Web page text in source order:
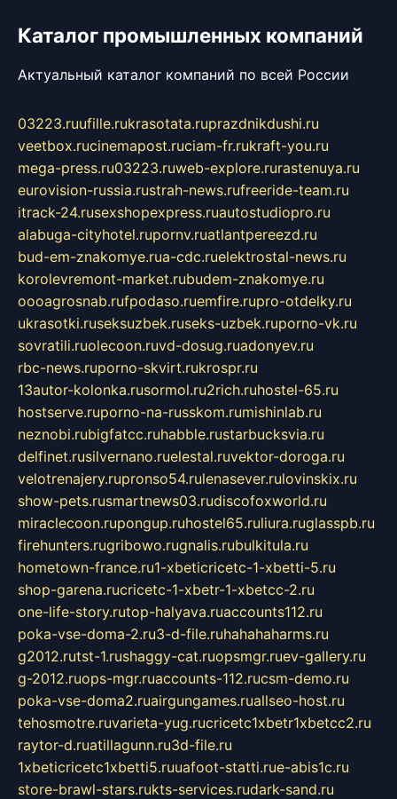
Каталог промышленных компаний
Актуальный каталог компаний по всей России
03223.ruufille.rukrasotata.ruprazdnikdushi.ru
veetbox.rucinemapost.ruciam-fr.rukraft-you.ru
mega-press.ru03223.ruweb-explore.rurastenuya.ru
eurovision-russia.rustrah-news.rufreeride-team.ru
itrack-24.rusexshopexpress.ruautostudiopro.ru
alabuga-cityhotel.rupornv.ruatlantpereezd.ru
bud-em-znakomye.rua-cdc.ruelektrostal-news.ru
korolevremont-market.rubudem-znakomye.ru
oooagrosnab.rufpodaso.ruemfire.rupro-otdelky.ru
ukrasotki.ruseksuzbek.ruseks-uzbek.ruporno-vk.ru
sovratili.ruolecoon.ruvd-dosug.ruadonyev.ru
rbc-news.ruporno-skvirt.rukrospr.ru
13autor-kolonka.rusormol.ru2rich.ruhostel-65.ru
hostserve.ruporno-na-russkom.rumishinlab.ru
neznobi.rubigfatcc.ruhabble.rustarbucksvia.ru
delfinet.rusilvernano.ruelestal.ruvektor-doroga.ru
velotrenajery.rupronso54.rulenasever.rulovinskix.ru
show-pets.rusmartnews03.rudiscofoxworld.ru
miraclecoon.rupongup.ruhostel65.ruliura.ruglasspb.ru
firehunters.rugribowo.rugnalis.rubulkitula.ru
hometown-france.ru1-xbeticricetc-1-xbetti-5.ru
shop-garena.rucricetc-1-xbetr-1-xbetcc-2.ru
one-life-story.rutop-halyava.ruaccounts112.ru
poka-vse-doma-2.ru3-d-file.ruhahahaharms.ru
g2012.rutst-1.rushaggy-cat.ruopsmgr.ruev-gallery.ru
g-2012.ruops-mgr.ruaccounts-112.rucsm-demo.ru
poka-vse-doma2.ruairgungames.ruallseo-host.ru
tehosmotre.ruvarieta-yug.rucricetc1xbetr1xbetcc2.ru
raytor-d.ruatillagunn.ru3d-file.ru
1xbeticricetc1xbetti5.ruuafoot-statti.rue-abis1c.ru
store-brawl-stars.rukts-services.rudark-sand.ru